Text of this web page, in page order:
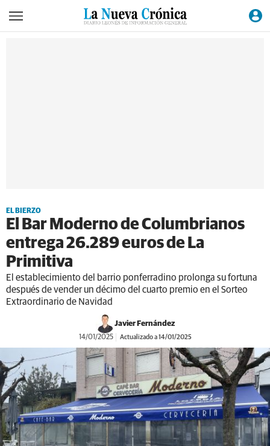
EL BIERZO
El Bar Moderno de Columbrianos
entrega 26.289 euros de La
Primitiva
El establecimiento del barrio ponferradino prolonga su fortuna
después de vender un décimo del cuarto premio en el Sorteo
Extraordinario de Navidad
Javier Fernández
14/01/2025 Actualizado a 14/01/2025